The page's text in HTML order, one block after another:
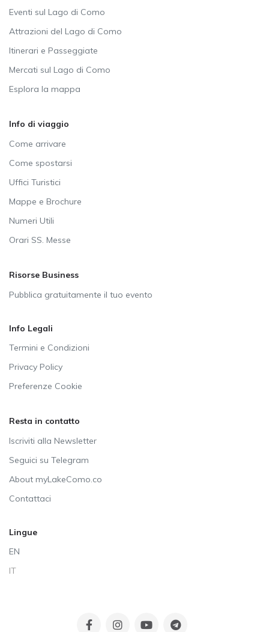
Eventi sul Lago di Como
Attrazioni del Lago di Como
Itinerari e Passeggiate
Mercati sul Lago di Como
Esplora la mappa
Info di viaggio
Come arrivare
Come spostarsi
Uffici Turistici
Mappe e Brochure
Numeri Utili
Orari SS. Messe
Risorse Business
Pubblica gratuitamente il tuo evento
Info Legali
Termini e Condizioni
Privacy Policy
Preferenze Cookie
Resta in contatto
Iscriviti alla Newsletter
Seguici su Telegram
About myLakeComo.co
Contattaci
Lingue
EN
IT